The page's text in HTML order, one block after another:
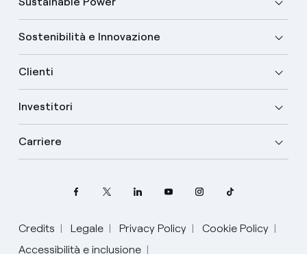
Sostenibilità e Innovazione
Clienti
Investitori
Carriere
Credits Legale Privacy Policy
Cookie Policy
Accessibilità e inclusione
Seleziona la tua lingua